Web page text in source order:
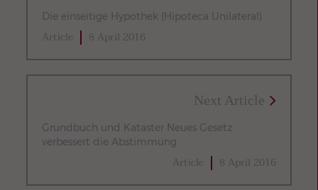
Die einseitige Hypothek (Hipoteca Unilateral)
Article 8 April 2016
Next Article
Grundbuch und Kataster Neues Gesetz
verbessert die Abstimmung
Article 8 April 2016